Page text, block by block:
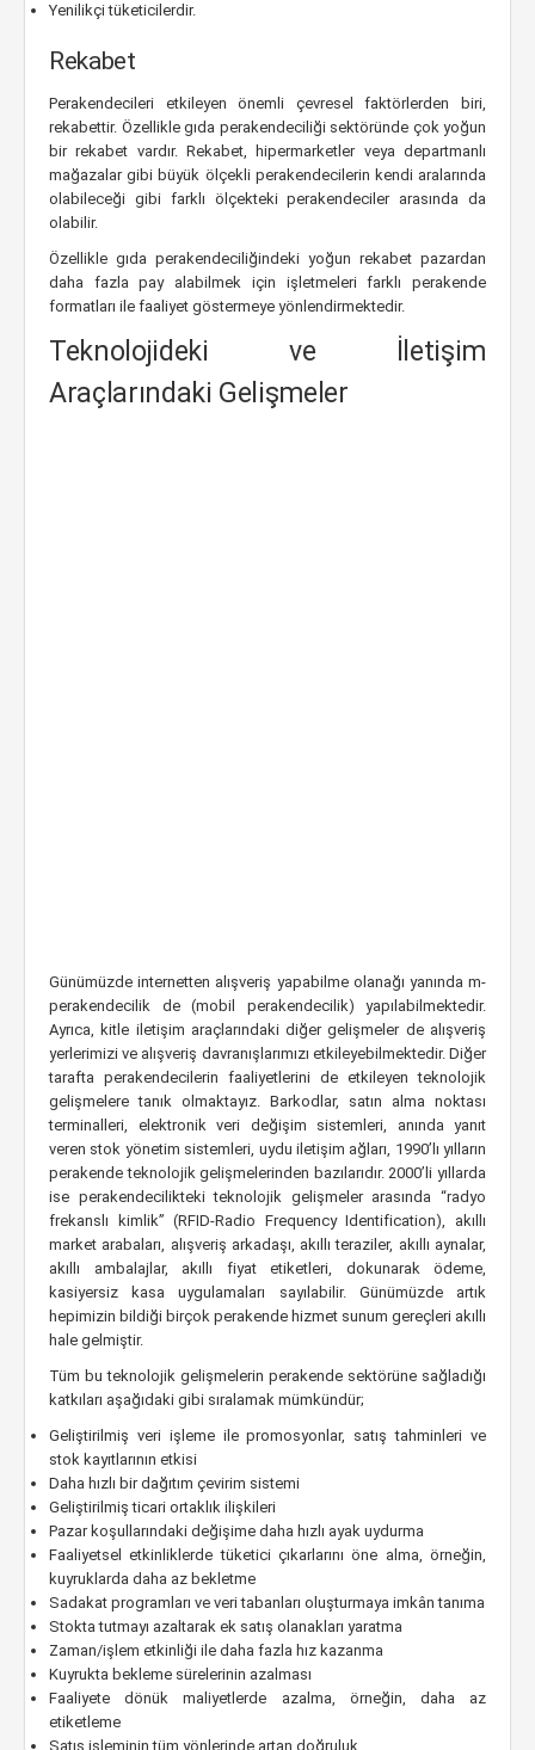
Yenilikçi tüketicilerdir.
Rekabet
Perakendecileri etkileyen önemli çevresel faktörlerden biri,
rekabettir. Özellikle gıda perakendeciliği sektöründe çok yoğun
bir rekabet vardır. Rekabet, hipermarketler veya departmanlı
mağazalar gibi büyük ölçekli perakendecilerin kendi aralarında
olabileceği gibi farklı ölçekteki perakendeciler arasında da
olabilir.
Özellikle gıda perakendeciliğindeki yoğun rekabet pazardan
daha fazla pay alabilmek için işletmeleri farklı perakende
formatları ile faaliyet göstermeye yönlendirmektedir.
Teknolojideki ve İletişim
Araçlarındaki Gelişmeler
Günümüzde internetten alışveriş yapabilme olanağı yanında m-
perakendecilik de (mobil perakendecilik) yapılabilmektedir.
Ayrıca, kitle iletişim araçlarındaki diğer gelişmeler de alışveriş
yerlerimizi ve alışveriş davranışlarımızı etkileyebilmektedir. Diğer
tarafta perakendecilerin faaliyetlerini de etkileyen teknolojik
gelişmelere tanık olmaktayız. Barkodlar, satın alma noktası
terminalleri, elektronik veri değişim sistemleri, anında yanıt
veren stok yönetim sistemleri, uydu iletişim ağları, 1990’lı yılların
perakende teknolojik gelişmelerinden bazılarıdır. 2000’li yıllarda
ise perakendecilikteki teknolojik gelişmeler arasında “radyo
frekanslı kimlik” (RFID-Radio Frequency Identification), akıllı
market arabaları, alışveriş arkadaşı, akıllı teraziler, akıllı aynalar,
akıllı ambalajlar, akıllı fiyat etiketleri, dokunarak ödeme,
kasiyersiz kasa uygulamaları sayılabilir. Günümüzde artık
hepimizin bildiği birçok perakende hizmet sunum gereçleri akıllı
hale gelmiştir.
Tüm bu teknolojik gelişmelerin perakende sektörüne sağladığı
katkıları aşağıdaki gibi sıralamak mümkündür;
Geliştirilmiş veri işleme ile promosyonlar, satış tahminleri ve
stok kayıtlarının etkisi
Daha hızlı bir dağıtım çevirim sistemi
Geliştirilmiş ticari ortaklık ilişkileri
Pazar koşullarındaki değişime daha hızlı ayak uydurma
Faaliyetsel etkinliklerde tüketici çıkarlarını öne alma, örneğin,
kuyruklarda daha az bekletme
Sadakat programları ve veri tabanları oluşturmaya imkân tanıma
Stokta tutmayı azaltarak ek satış olanakları yaratma
Zaman/işlem etkinliği ile daha fazla hız kazanma
Kuyrukta bekleme sürelerinin azalması
Faaliyete dönük maliyetlerde azalma, örneğin, daha az
etiketleme
Satış işleminin tüm yönlerinde artan doğruluk